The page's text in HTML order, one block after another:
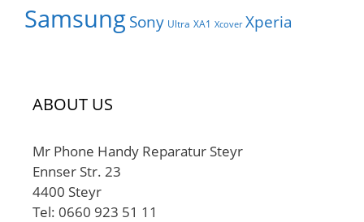
Samsung Sony Ultra XA1 Xcover Xperia
ABOUT US
Mr Phone Handy Reparatur Steyr
Ennser Str. 23
4400 Steyr
Tel: 0660 923 51 11